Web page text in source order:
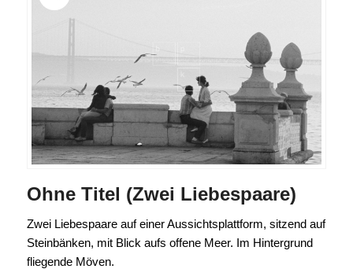
Ohne Titel (Zwei Liebespaare)
Zwei Liebespaare auf einer Aussichtsplattform, sitzend auf
Steinbänken, mit Blick aufs offene Meer. Im Hintergrund
fliegende Möven.